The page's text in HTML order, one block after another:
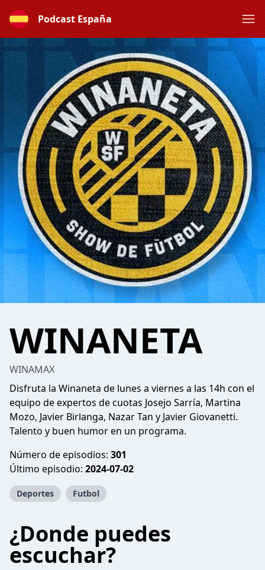
Podcast España
WINANETA
WINAMAX
Disfruta la Winaneta de lunes a viernes a las 14h con el
equipo de expertos de cuotas Josejo Sarría, Martina
Mozo, Javier Birlanga, Nazar Tan y Javier Giovanetti.
Talento y buen humor en un programa.
Número de episodios: 301
Último episodio: 2024-07-02
Deportes Futbol
¿Donde puedes
escuchar?